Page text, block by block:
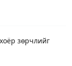
зөрчлийг